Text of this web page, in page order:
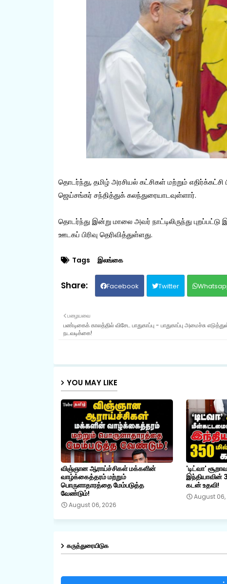
தொடர்ந்து, தமிழ் அரசியல் கட்சிகள் மற்றும்
ஜெய்சங்கர் சந்தித்துக் கலந்துரையாடவுள்ளார்.
தொடர்ந்து இன்று மாலை அவர் நாட்டிலிருந்து
ஊடகப் பிரிவு தெரிவித்துள்ளது.
Tags இலங்கை
Facebook Twitter
பழையவை
பண்டிகைக் காலத்தில் விசேட பாதுகாப்பு - பாதுகாப்பு அமைச்சு
நடவடிக்கை!
YOU MAY LIKE
விஞ்ஞான ஆராய்ச்சிகள் மக்களின்
வாழ்க்கைத்தரம் மற்றும்
பொருளாதாரத்தை மேம்படுத்த
வேண்டும்!
August 06, 2026
'டிட்வா'
இந்தியாவின்
கடன் உதவி!
August 06,
கருத்துரையிடுக